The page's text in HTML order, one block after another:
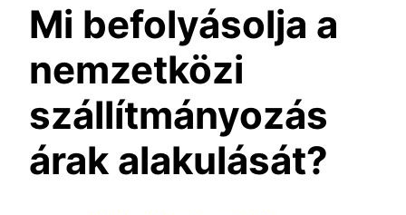
Mi befolyásolja a
nemzetközi
szállítmányozás
árak alakulását?